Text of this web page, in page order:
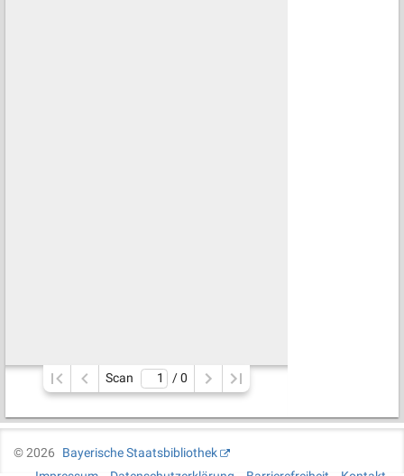
Scan / 0
©2026
Bayerische Staatsbibliothek